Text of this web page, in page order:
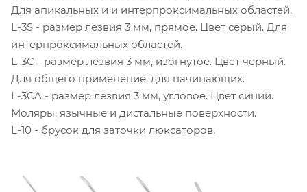
Для апикальных и и интерпроксимальных областей.
L-3S - размер лезвия 3 мм, прямое. Цвет серый. Для
интерпроксимальных областей.
L-3C - размер лезвия 3 мм, изогнутое. Цвет черный.
Для общего применение, для начинающих.
L-3CA - размер лезвия 3 мм, угловое. Цвет синий.
Моляры, язычные и дистальные поверхности.
L-10 - брусок для заточки люксаторов.